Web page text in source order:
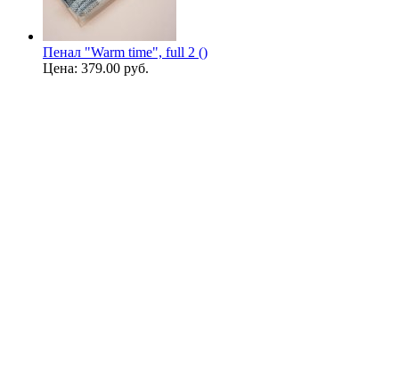
Пенал "Warm time", full 2 ()
Цена: 379.00 руб.